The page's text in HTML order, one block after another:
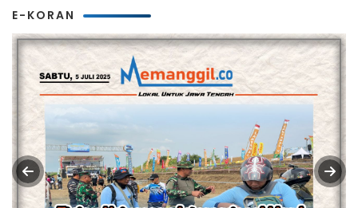
E-KORAN